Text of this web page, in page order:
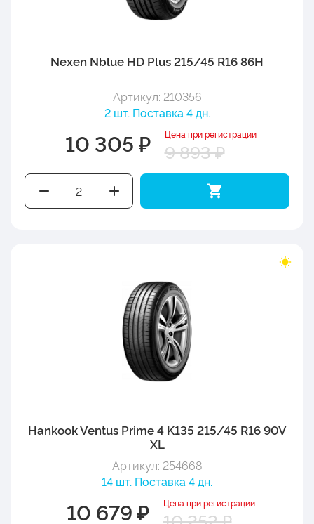
Nexen Nblue HD Plus 215/45 R16 86H
Артикул: 210356
2 шт. Поставка 4 дн.
10 305 ₽ Цена при регистрации
9 893 ₽
Hankook Ventus Prime 4 K135 215/45 R16 90V
XL
Артикул: 254668
14 шт. Поставка 4 дн.
10 679 ₽ Цена при регистрации